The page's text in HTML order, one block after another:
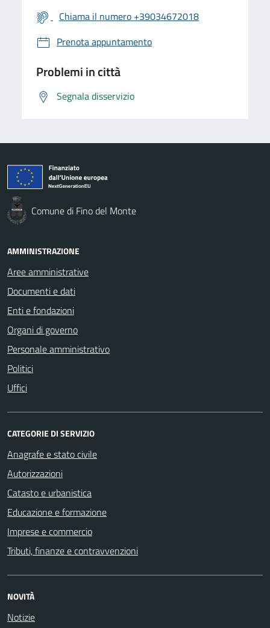
Chiama il numero +39034672018
Prenota appuntamento
Problemi in città
Segnala disservizio
Comune di Fino del Monte
AMMINISTRAZIONE
Aree amministrative
Documenti e dati
Enti e fondazioni
Organi di governo
Personale amministrativo
Politici
Uffici
CATEGORIE DI SERVIZIO
Anagrafe e stato civile
Autorizzazioni
Catasto e urbanistica
Educazione e formazione
Imprese e commercio
Tributi, finanze e contravvenzioni
NOVITÀ
Notizie